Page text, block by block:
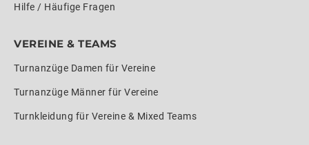
Hilfe / Häufige Fragen
VEREINE & TEAMS
Turnanzüge Damen für Vereine
Turnanzüge Männer für Vereine
Turnkleidung für Vereine & Mixed Teams